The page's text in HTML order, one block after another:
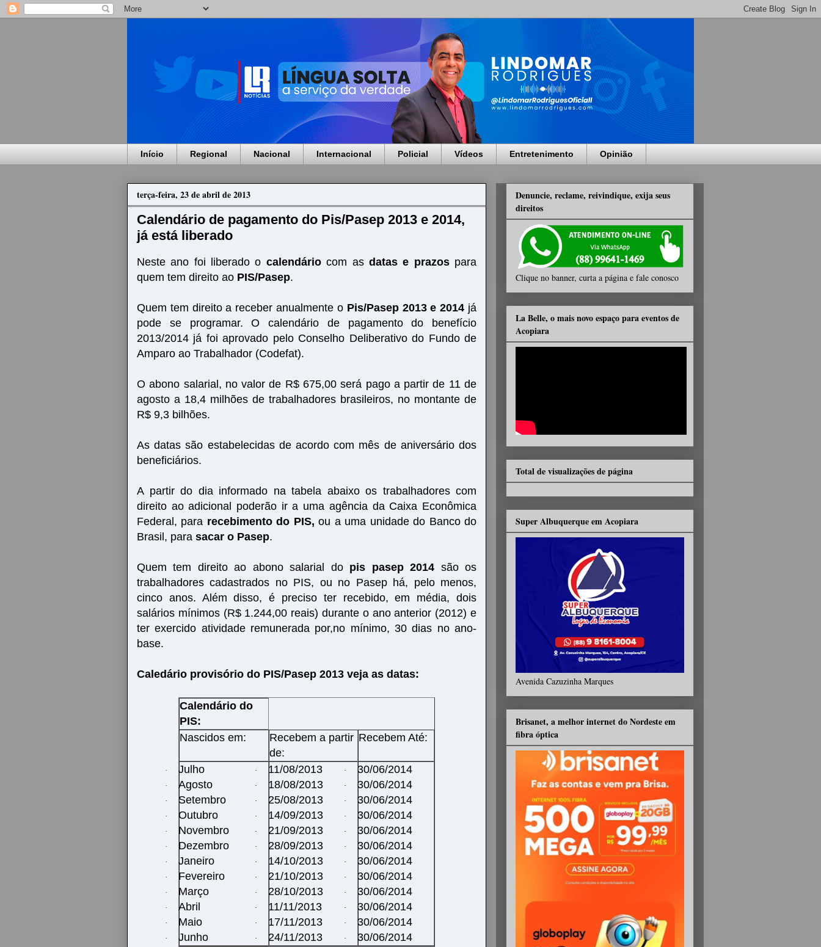
Início Regional Nacional Internacional Policial Vídeos Entretenimento Opinião
terça-feira, 23 de abril de 2013
Calendário de pagamento do Pis/Pasep 2013 e 2014,
já está liberado
Neste ano foi liberado o calendáriocom as datas e prazospara
quem tem direito ao PIS/Pasep.
Quem tem direito a receber anualmente oPis/Pasep 2013 e 2014 já
pode se programar. O calendário de pagamento do benefício
2013/2014 já foi aprovado pelo Conselho Deliberativo do Fundo de
Amparo ao Trabalhador (Codefat).
O abono salarial, no valor de R$ 675,00 será pago a partir de 11 de
agosto a 18,4 milhões de trabalhadores brasileiros, no montante de
R$ 9,3 bilhões.
As datas são estabelecidas de acordo com mês de aniversário dos
beneficiários.
A partir do dia informado na tabela abaixo os trabalhadores com
direito ao adicional poderão ir a uma agência da Caixa Econômica
Federal, para recebimento do PIS, ou a uma unidade do Banco do
Brasil, para sacar o Pasep.
Quem tem direito ao abono salarial dopis pasep 2014 são os
trabalhadores cadastrados no PIS, ou no Pasep há, pelo menos,
cinco anos. Além disso, é preciso ter recebido, em média, dois
salários mínimos (R$ 1.244,00 reais) durante o ano anterior (2012) e
ter exercido atividade remunerada por,no mínimo, 30 dias no ano-
base.
Caledário provisório do PIS/Pasep 2013 veja as datas:
Calendário do
PIS:
Nascidos em:
Recebem a partir
de:
Recebem Até:
· Julho
· Agosto
· Setembro
· Outubro
· Novembro
· Dezembro
· Janeiro
· Fevereiro
· Março
· Abril
· Maio
· Junho
· 11/08/2013
· 18/08/2013
· 25/08/2013
· 14/09/2013
· 21/09/2013
· 28/09/2013
· 14/10/2013
· 21/10/2013
· 28/10/2013
· 11/11/2013
· 17/11/2013
· 24/11/2013
· 30/06/2014
· 30/06/2014
· 30/06/2014
· 30/06/2014
· 30/06/2014
· 30/06/2014
· 30/06/2014
· 30/06/2014
· 30/06/2014
· 30/06/2014
· 30/06/2014
·
30/06/2014
Denuncie, reclame, reivindique, exija seus
direitos
Clique no banner, curta a página e fale conosco
La Belle, o mais novo espaço para eventos de
Acopiara
Total de visualizações de página
Super Albuquerque em Acopiara
Avenida Cazuzinha Marques
Brisanet, a melhor internet do Nordeste em
fibra óptica